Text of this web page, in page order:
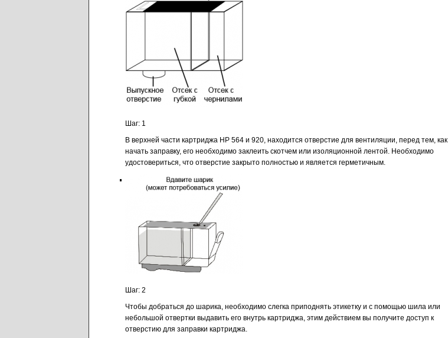
Шаг: 1
В верхней части картриджа HP 564 и 920, находится отверстие для вентиляции, перед тем, как
начать заправку, его необходимо заклеить скотчем или изоляционной лентой. Необходимо
удостовериться, что отверстие закрыто полностью и является герметичным.
Шаг: 2
Чтобы добраться до шарика, необходимо слегка приподнять этикетку и с помощью шила или
небольшой отвертки выдавить его внутрь картриджа, этим действием вы получите доступ к
отверстию для заправки картриджа.